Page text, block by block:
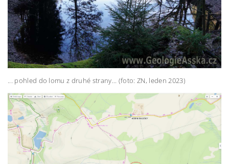
... pohled do lomu z druhé strany... (foto: ZN, leden 2023)